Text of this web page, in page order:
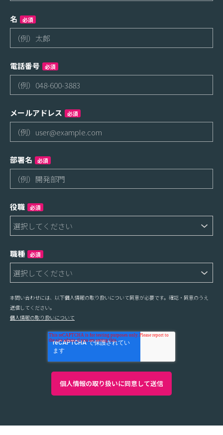
名 必須
電話番号 必須
メールアドレス 必須
部署名 必須
役職 必須
職種 必須
本問い合わせには、以下個人情報の取り扱いについて同意が必要です。確認・同意のうえ
送信してください。
個人情報の取り扱いについて